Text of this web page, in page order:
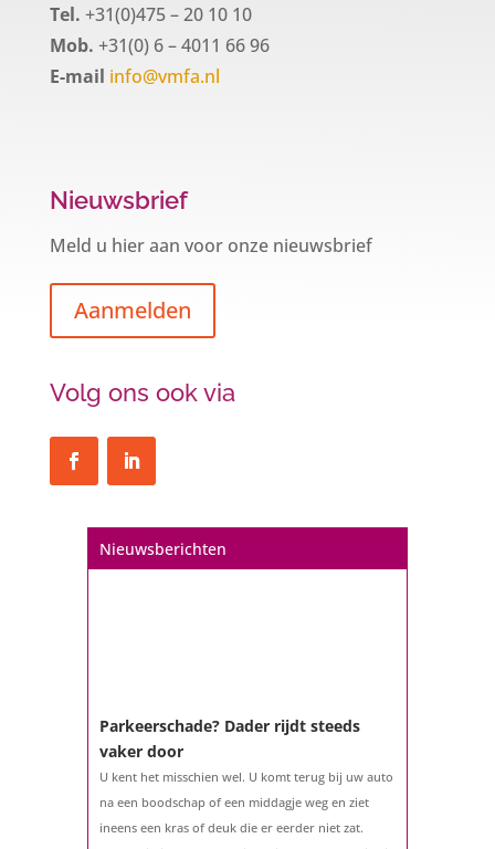
Tel. +31(0)475 – 20 10 10
Mob. +31(0) 6 – 4011 66 96
E-mail info@vmfa.nl
Nieuwsbrief
Meld u hier aan voor onze nieuwsbrief
Aanmelden
Volg ons ook via
Nieuwsberichten
Een hypotheek na uw 57e? Er zijn
De woningmarkt is nog steeds in beweging.
het eigenlijk met een hypotheek als u 57 jaar of
ouder bent?...
Parkeerschade? Dader rijdt steeds
vaker door
U kent het misschien wel. U komt terug bij uw auto
na een boodschap of een middagje weg en ziet
ineens een kras of deuk die er eerder niet zat.